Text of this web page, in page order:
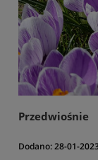
Przedwiośnie
Dodano:28-01-